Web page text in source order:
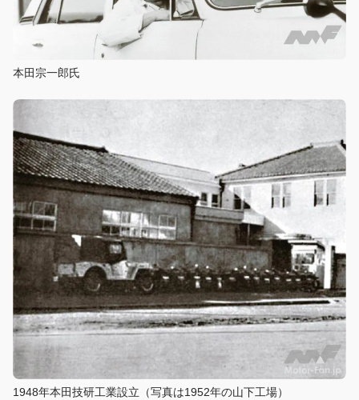
本田宗一郎氏
1948年本田技研工業設立（写真は1952年の山下工場）